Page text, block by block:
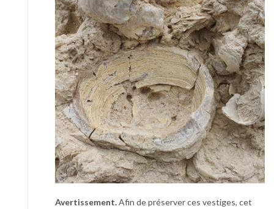
Avertissement.Afin de préserver ces vestiges, cet